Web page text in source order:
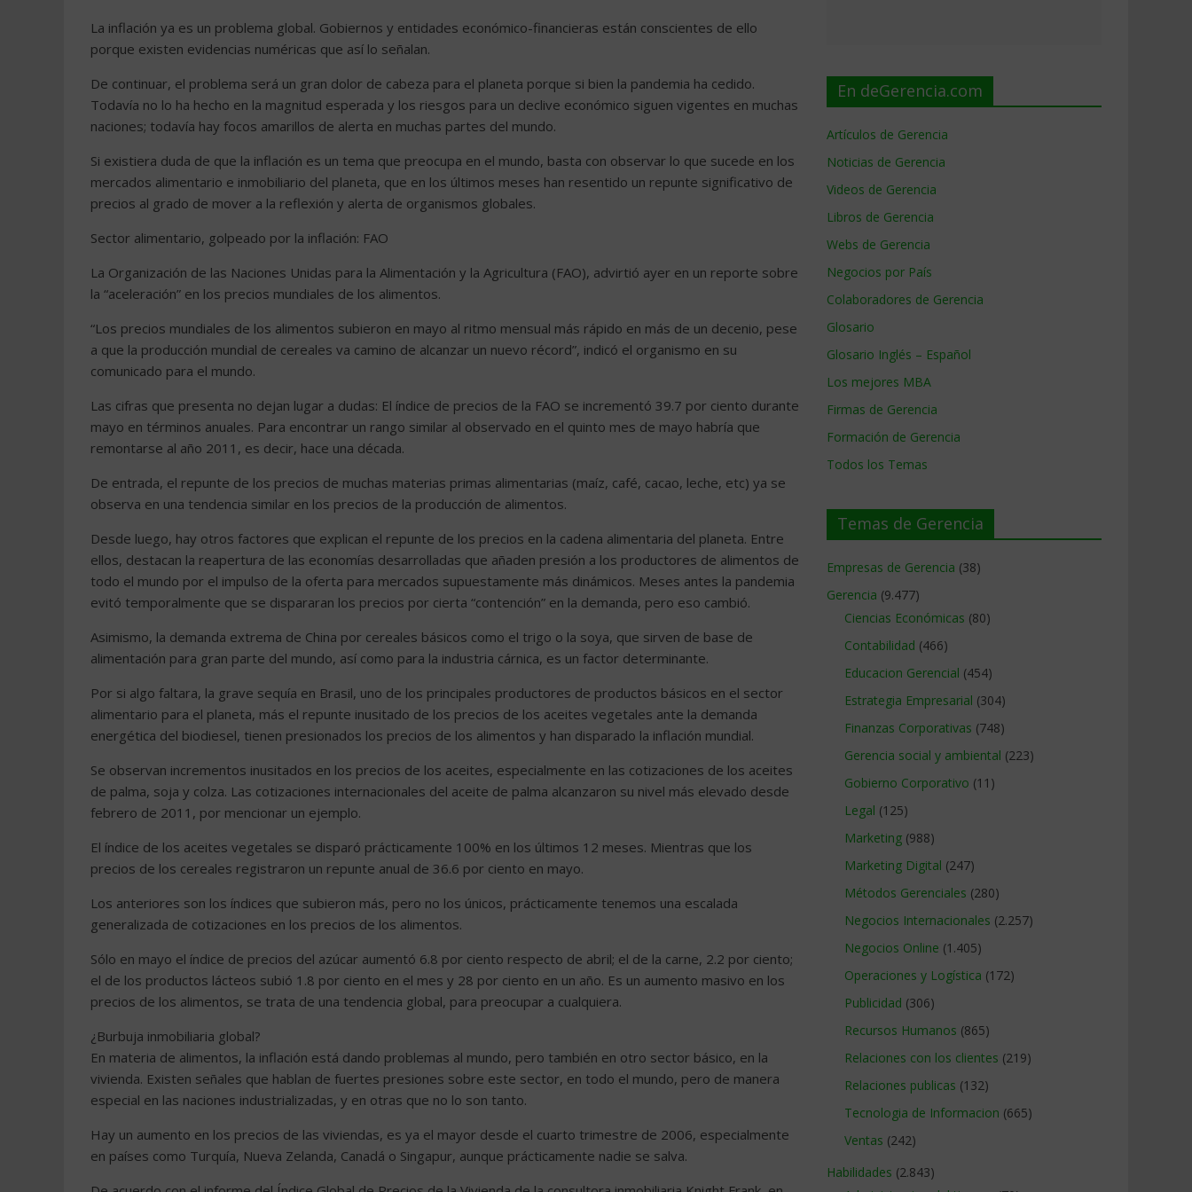
La inflación ya es un problema global. Gobiernos y entidades económico-financieras están conscientes de ello
porque existen evidencias numéricas que así lo señalan.
De continuar, el problema será un gran dolor de cabeza para el planeta porque si bien la pandemia ha cedido.
Todavía no lo ha hecho en la magnitud esperada y los riesgos para un declive económico siguen vigentes en muchas
naciones; todavía hay focos amarillos de alerta en muchas partes del mundo.
Si existiera duda de que la inflación es un tema que preocupa en el mundo, basta con observar lo que sucede en los
mercados alimentario e inmobiliario del planeta, que en los últimos meses han resentido un repunte significativo de
precios al grado de mover a la reflexión y alerta de organismos globales.
Sector alimentario, golpeado por la inflación: FAO
La Organización de las Naciones Unidas para la Alimentación y la Agricultura (FAO), advirtió ayer en un reporte sobre
la “aceleración” en los precios mundiales de los alimentos.
“Los precios mundiales de los alimentos subieron en mayo al ritmo mensual más rápido en más de un decenio, pese
a que la producción mundial de cereales va camino de alcanzar un nuevo récord”, indicó el organismo en su
comunicado para el mundo.
Las cifras que presenta no dejan lugar a dudas: El índice de precios de la FAO se incrementó 39.7 por ciento durante
mayo en términos anuales. Para encontrar un rango similar al observado en el quinto mes de mayo habría que
remontarse al año 2011, es decir, hace una década.
De entrada, el repunte de los precios de muchas materias primas alimentarias (maíz, café, cacao, leche, etc) ya se
observa en una tendencia similar en los precios de la producción de alimentos.
Desde luego, hay otros factores que explican el repunte de los precios en la cadena alimentaria del planeta. Entre
ellos, destacan la reapertura de las economías desarrolladas que añaden presión a los productores de alimentos de
todo el mundo por el impulso de la oferta para mercados supuestamente más dinámicos. Meses antes la pandemia
evitó temporalmente que se dispararan los precios por cierta “contención” en la demanda, pero eso cambió.
Asimismo, la demanda extrema de China por cereales básicos como el trigo o la soya, que sirven de base de
alimentación para gran parte del mundo, así como para la industria cárnica, es un factor determinante.
Por si algo faltara, la grave sequía en Brasil, uno de los principales productores de productos básicos en el sector
alimentario para el planeta, más el repunte inusitado de los precios de los aceites vegetales ante la demanda
energética del biodiesel, tienen presionados los precios de los alimentos y han disparado la inflación mundial.
Se observan incrementos inusitados en los precios de los aceites, especialmente en las cotizaciones de los aceites
de palma, soja y colza. Las cotizaciones internacionales del aceite de palma alcanzaron su nivel más elevado desde
febrero de 2011, por mencionar un ejemplo.
El índice de los aceites vegetales se disparó prácticamente 100% en los últimos 12 meses. Mientras que los
precios de los cereales registraron un repunte anual de 36.6 por ciento en mayo.
Los anteriores son los índices que subieron más, pero no los únicos, prácticamente tenemos una escalada
generalizada de cotizaciones en los precios de los alimentos.
Sólo en mayo el índice de precios del azúcar aumentó 6.8 por ciento respecto de abril; el de la carne, 2.2 por ciento;
el de los productos lácteos subió 1.8 por ciento en el mes y 28 por ciento en un año. Es un aumento masivo en los
precios de los alimentos, se trata de una tendencia global, para preocupar a cualquiera.
¿Burbuja inmobiliaria global?
En materia de alimentos, la inflación está dando problemas al mundo, pero también en otro sector básico, en la
vivienda. Existen señales que hablan de fuertes presiones sobre este sector, en todo el mundo, pero de manera
especial en las naciones industrializadas, y en otras que no lo son tanto.
Hay un aumento en los precios de las viviendas, es ya el mayor desde el cuarto trimestre de 2006, especialmente
en países como Turquía, Nueva Zelanda, Canadá o Singapur, aunque prácticamente nadie se salva.
En deGerencia.com
Artículos de Gerencia
Noticias de Gerencia
Videos de Gerencia
Libros de Gerencia
Webs de Gerencia
Negocios por País
Colaboradores de Gerencia
Glosario
Glosario Inglés – Español
Los mejores MBA
Firmas de Gerencia
Formación de Gerencia
Todos los Temas
Temas de Gerencia
Empresas de Gerencia (38)
Gerencia (9.477)
Ciencias Económicas (80)
Contabilidad (466)
Educacion Gerencial (454)
Estrategia Empresarial (304)
Finanzas Corporativas (748)
Gerencia social y ambiental (223)
Gobierno Corporativo (11)
Legal (125)
Marketing (988)
Marketing Digital (247)
Métodos Gerenciales (280)
Negocios Internacionales (2.257)
Negocios Online (1.405)
Operaciones y Logística (172)
Publicidad (306)
Recursos Humanos (865)
Relaciones con los clientes (219)
Relaciones publicas (132)
Tecnologia de Informacion (665)
Ventas (242)
Habilidades (2.843)